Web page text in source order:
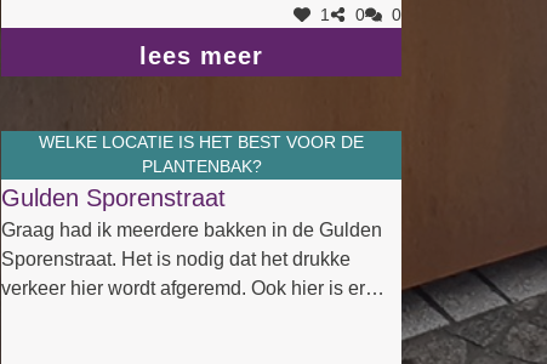
1 0 0
lees meer
WELKE LOCATIE IS HET BEST VOOR DE
PLANTENBAK?
Gulden Sporenstraat
Graag had ik meerdere bakken in de Gulden
Sporenstraat. Het is nodig dat het drukke
verkeer hier wordt afgeremd. Ook hier is er